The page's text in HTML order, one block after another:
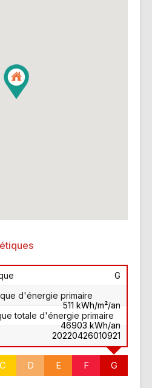
G
d'énergie primaire
511 kWh/m²/an
totale d'énergie primaire
46903 kWh/an
20220426010921
C D E F G